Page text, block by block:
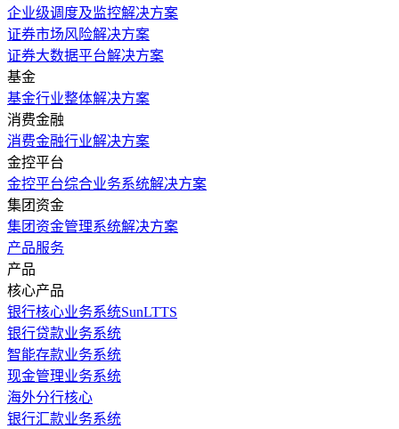
企业级调度及监控解决方案
证券市场风险解决方案
证券大数据平台解决方案
基金
基金行业整体解决方案
消费金融
消费金融行业解决方案
金控平台
金控平台综合业务系统解决方案
集团资金
集团资金管理系统解决方案
产品服务
产品
核心产品
银行核心业务系统SunLTTS
银行贷款业务系统
智能存款业务系统
现金管理业务系统
海外分行核心
银行汇款业务系统